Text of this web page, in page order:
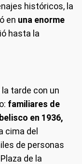
históricos, la
en una enorme
hasta la
tarde con un
familiares de
en 1936,
cima del
de personas
de la